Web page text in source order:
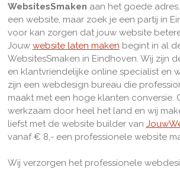
WebsitesSmaken aan het goede
een website, maar zoek je een partij in
voor kan zorgen dat jouw website
Jouw website laten maken begint in al
WebsitesSmaken in Eindhoven. Wij zijn
en klantvriendelijke online specialist en
zijn een webdesign bureau die
maakt met een hoge klanten conversie.
werkzaam door heel het land en wij
liefst met de website builder van
vanaf € 8,- een professionele website
Wij verzorgen het professionele